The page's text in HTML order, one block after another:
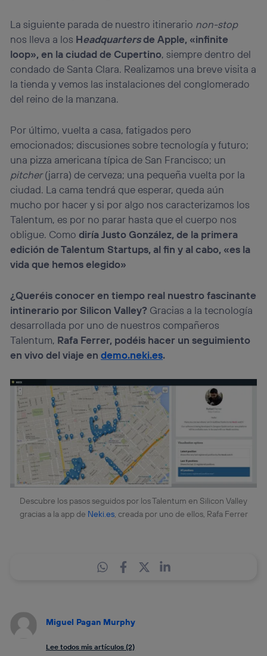
La siguiente parada de nuestro itinerario non-stop
nos lleva a los Headquartersde Apple, «infinite
loop», en la ciudad de Cupertino, siempre dentro del
condado de Santa Clara. Realizamos una breve visita a
la tienda y vemos las instalaciones del conglomerado
del reino de la manzana.
Por último, vuelta a casa, fatigados pero
emocionados; discusiones sobre tecnología y futuro;
una pizza americana típica de San Francisco; un
pitcher(jarra) de cerveza; una pequeña vuelta por la
ciudad. La cama tendrá que esperar, queda aún
mucho por hacer y si por algo nos caracterizamos los
Talentum, es por no parar hasta que el cuerpo nos
obligue. Como diría Justo González, de la primera
edición de Talentum Startups, al fin y al cabo, «es la
vida que hemos elegido»
¿Queréis conocer en tiempo real nuestro fascinante
intinerario por Silicon Valley? Gracias a la tecnología
desarrollada por uno de nuestros compañeros
Talentum, Rafa Ferrer, podéis hacer un seguimiento
en vivo del viaje endemo.neki.es.
Descubre los pasos seguidos por los Talentum en Silicon Valley
gracias a la app de Neki.es, creada por uno de ellos, Rafa Ferrer
Miguel Pagan Murphy
Lee todos mis artículos (2)